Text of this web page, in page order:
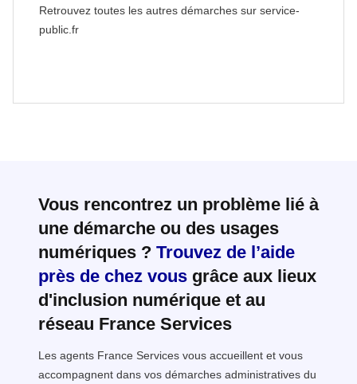
Retrouvez toutes les autres démarches sur service-
public.fr
Vous rencontrez un problème lié à
une démarche ou des usages
numériques ? Trouvez de l’aide
près de chez vous grâce aux lieux
d'inclusion numérique et au
réseau France Services
Les agents France Services vous accueillent et vous
accompagnent dans vos démarches administratives du